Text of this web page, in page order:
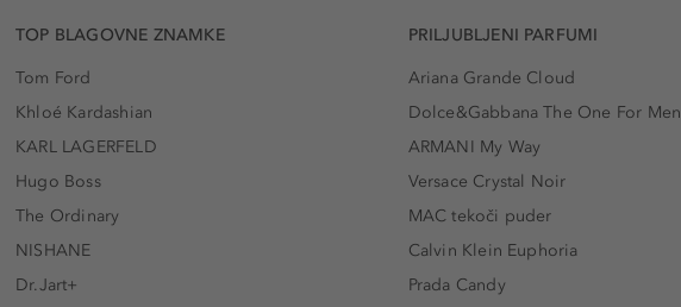
TOP BLAGOVNE ZNAMKE
Tom Ford
Khloé Kardashian
KARL LAGERFELD
Hugo Boss
The Ordinary
NISHANE
Dr.Jart+
PRILJUBLJENI PARFUMI
Ariana Grande Cloud
Dolce&Gabbana The One For Men
ARMANI My Way
Versace Crystal Noir
MAC tekoči puder
Calvin Klein Euphoria
Prada Candy